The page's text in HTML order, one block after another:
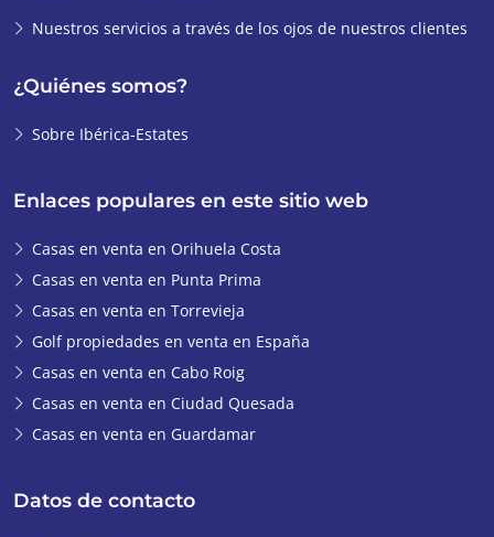
Enlaces populares en este sitio web
Casas en venta en Orihuela Costa
Casas en venta en Punta Prima
Casas en venta en Torrevieja
Golf propiedades en venta en España
Casas en venta en Cabo Roig
Casas en venta en Ciudad Quesada
Casas en venta en Guardamar
Nuestros servicios a través de los ojos de nuestros clientes
¿Quiénes somos?
Sobre Ibérica-Estates
Datos de contacto